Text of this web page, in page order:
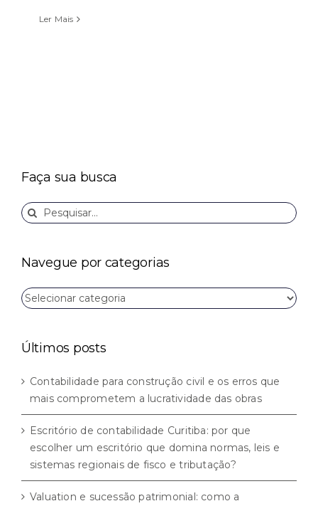
Ler Mais
Faça sua busca
Buscar
resultados
Navegue por categorias
Navegue
por
Últimos posts
Contabilidade para construção civil e os erros que
mais comprometem a lucratividade das obras
Escritório de contabilidade Curitiba: por que
escolher um escritório que domina normas, leis e
sistemas regionais de fisco e tributação?
Valuation e sucessão patrimonial: como a